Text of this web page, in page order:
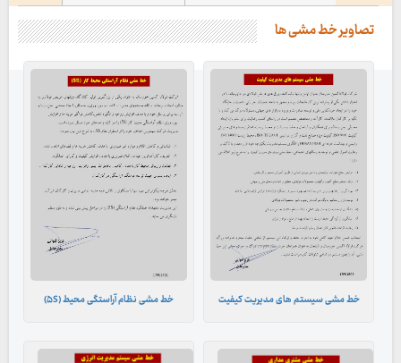
تصاویر خط مشی ها
خط مشی سیستم های مدیریت کیفیت خط مشی نظام آراستگی محیط (۵S)